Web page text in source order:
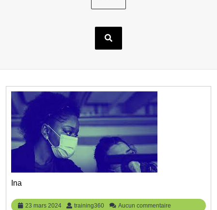
Ina
23 mars 2024
23 training360 training360
Aucun commentaire